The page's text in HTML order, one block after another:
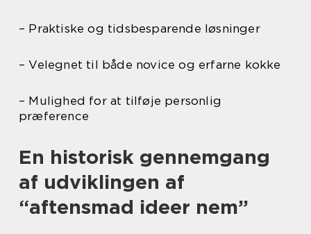
– Praktiske og tidsbesparende løsninger
– Velegnet til både novice og erfarne kokke
– Mulighed for at tilføje personlig
præference
En historisk gennemgang
af udviklingen af
“aftensmad ideer nem”